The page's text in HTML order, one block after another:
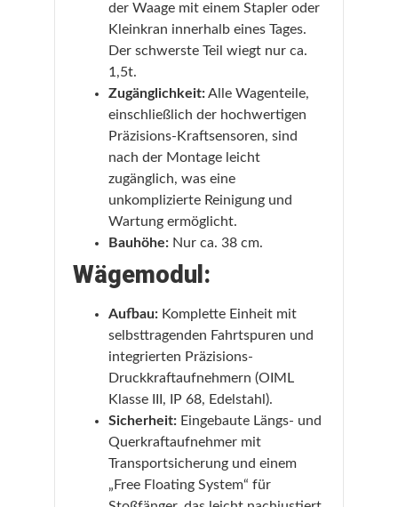
der Waage mit einem Stapler oder
Kleinkran innerhalb eines Tages.
Der schwerste Teil wiegt nur ca.
1,5t.
Zugänglichkeit:Alle Wagenteile,
einschließlich der hochwertigen
Präzisions-Kraftsensoren, sind
nach der Montage leicht
zugänglich, was eine
unkomplizierte Reinigung und
Wartung ermöglicht.
Bauhöhe:Nur ca. 38 cm.
Wägemodul:
Aufbau:Komplette Einheit mit
selbsttragenden Fahrtspuren und
integrierten Präzisions-
Druckkraftaufnehmern (OIML
Klasse III, IP 68, Edelstahl).
Sicherheit:Eingebaute Längs- und
Querkraftaufnehmer mit
Transportsicherung und einem
„Free Floating System“ für